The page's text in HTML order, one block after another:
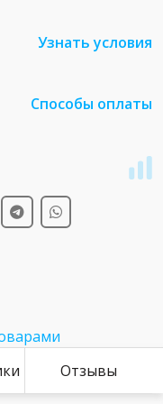
Узнать условия
Способы оплаты
Отзывы